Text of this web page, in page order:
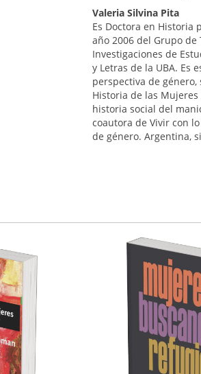
Valeria Silvina Pita
Es Doctora en Historia
año 2006 del Grupo
Investigaciones de
y Letras de la UBA. Es
perspectiva de género,
Historia de las Mujeres
historia social del
coautora de Vivir con
de género. Argentina,